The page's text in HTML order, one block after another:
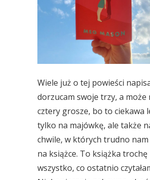
Wiele już o tej powieści
dorzucam swoje trzy, a może
cztery grosze, bo to ciekawa
tylko na majówkę, ale także
chwile, w których trudno
na książce. To książka
wszystko, co ostatnio